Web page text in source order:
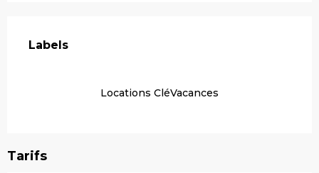
Labels
Labels
Locations CléVacances
Tarifs